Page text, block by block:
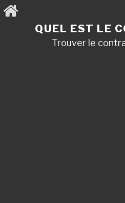
Aller
au
QUEL EST LE
Trouver le